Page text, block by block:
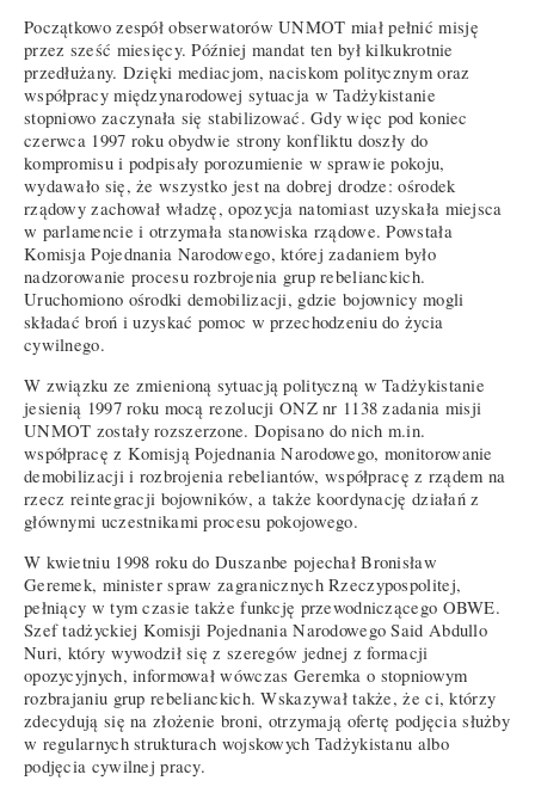
Początkowo zespół obserwatorów UNMOT miał pełnić misję
przez sześć miesięcy. Później mandat ten był kilkukrotnie
przedłużany. Dzięki mediacjom, naciskom politycznym oraz
współpracy międzynarodowej sytuacja w Tadżykistanie
stopniowo zaczynała się stabilizować. Gdy więc pod koniec
czerwca 1997 roku obydwie strony konfliktu doszły do
kompromisu i podpisały porozumienie w sprawie pokoju,
wydawało się, że wszystko jest na dobrej drodze: ośrodek
rządowy zachował władzę, opozycja natomiast uzyskała miejsca
w parlamencie i otrzymała stanowiska rządowe. Powstała
Komisja Pojednania Narodowego, której zadaniem było
nadzorowanie procesu rozbrojenia grup rebelianckich.
Uruchomiono ośrodki demobilizacji, gdzie bojownicy mogli
składać broń i uzyskać pomoc w przechodzeniu do życia
cywilnego.
W związku ze zmienioną sytuacją polityczną w Tadżykistanie
jesienią 1997 roku mocą rezolucji ONZ nr 1138 zadania misji
UNMOT zostały rozszerzone. Dopisano do nich m.in.
współpracę z Komisją Pojednania Narodowego, monitorowanie
demobilizacji i rozbrojenia rebeliantów, współpracę z rządem na
rzecz reintegracji bojowników, a także koordynację działań z
głównymi uczestnikami procesu pokojowego.
W kwietniu 1998 roku do Duszanbe pojechał Bronisław
Geremek, minister spraw zagranicznych Rzeczypospolitej,
pełniący w tym czasie także funkcję przewodniczącego OBWE.
Szef tadżyckiej Komisji Pojednania Narodowego Said Abdullo
Nuri, który wywodził się z szeregów jednej z formacji
opozycyjnych, informował wówczas Geremka o stopniowym
rozbrajaniu grup rebelianckich. Wskazywał także, że ci, którzy
zdecydują się na złożenie broni, otrzymają ofertę podjęcia służby
w regularnych strukturach wojskowych Tadżykistanu albo
podjęcia cywilnej pracy.